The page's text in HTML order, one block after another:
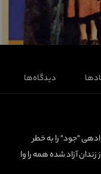
دیدگاه‌ها
، بقاى خانواده‏ى "جود" را به خطر
آزاد شده همه را وا